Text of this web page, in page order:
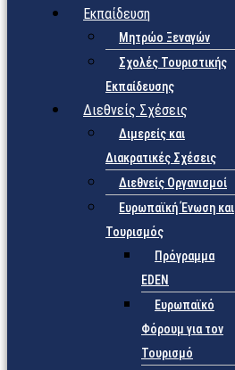
Εκπαίδευση
Μητρώο Ξεναγών
Σχολές Τουριστικής
Εκπαίδευσης
Διεθνείς Σχέσεις
Διμερείς και
Διακρατικές Σχέσεις
Διεθνείς Οργανισμοί
Ευρωπαϊκή Ένωση και
Τουρισμός
Πρόγραμμα
EDEN
Ευρωπαϊκό
Φόρουμ για τον
Τουρισμό